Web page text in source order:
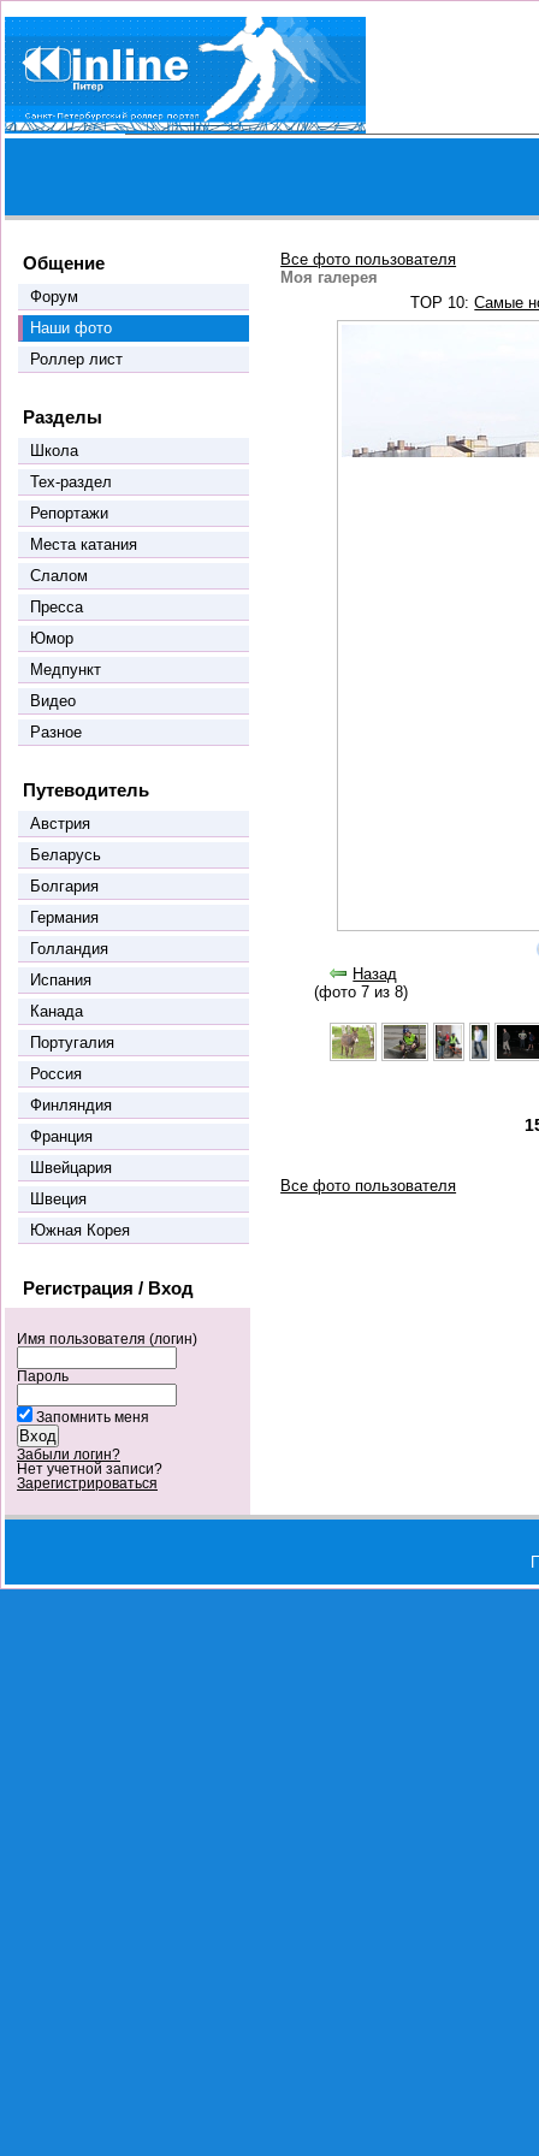
Общение
Форум
Наши фото
Роллер лист
Разделы
Школа
Тех-раздел
Репортажи
Места катания
Слалом
Пресса
Юмор
Медпункт
Видео
Разное
Путеводитель
Австрия
Беларусь
Болгария
Германия
Голландия
Испания
Канада
Португалия
Россия
Финляндия
Франция
Швейцария
Швеция
Южная Корея
Регистрация / Вход
Имя пользователя (логин)
Пароль
Запомнить меня
Забыли логин?
Нет учетной записи?
Зарегистрироваться
Все фото пользователя
Моя галерея
TOP 10:Самые
Назад
(фото 7 из 8)
Все фото пользователя